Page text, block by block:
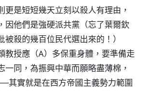
更是短短幾天立刻以殺人有理由，
因他們是強硬派共黨（忘了葉爾欽
殺的幾百位民代選出來的！）
教授應（A）多保重身體，要準備走
一同，為振興中華而願略盡薄棉，
其實就是在西方帝國主義勢力範圍